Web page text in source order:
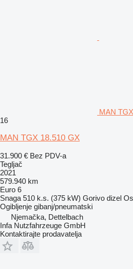
MAN
16
MAN TGX 18.510 GX
31.900 € Bez PDV-a
Tegljač
2021
579.940 km
Euro 6
Snaga 510 k.s. (375 kW) Gorivo dizel
Ogibljenje gibanj/pneumatski
Njemačka, Dettelbach
Infa Nutzfahrzeuge GmbH
Kontaktirajte prodavatelja